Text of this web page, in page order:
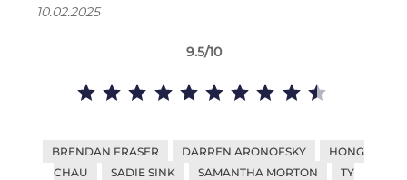
10.02.2025
9.5/10
BRENDAN FRASER DARREN ARONOFSKY
HONG
CHAU
SADIE SINK SAMANTHA MORTON
TY